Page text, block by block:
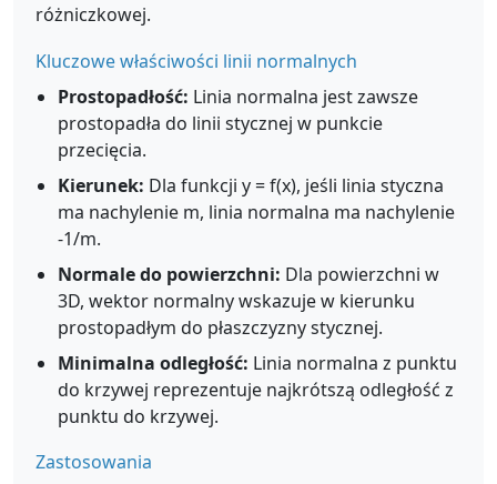
różniczkowej.
Kluczowe właściwości linii normalnych
Prostopadłość: Linia normalna jest zawsze
prostopadła do linii stycznej w punkcie
przecięcia.
Kierunek: Dla funkcji y = f(x), jeśli linia styczna
ma nachylenie m, linia normalna ma nachylenie
-1/m.
Normale do powierzchni: Dla powierzchni w
3D, wektor normalny wskazuje w kierunku
prostopadłym do płaszczyzny stycznej.
Minimalna odległość: Linia normalna z punktu
do krzywej reprezentuje najkrótszą odległość z
punktu do krzywej.
Zastosowania